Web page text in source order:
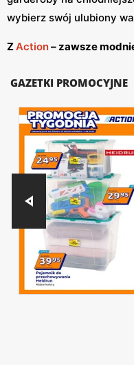
wybierz swój ulubiony
ZAction– zawsze